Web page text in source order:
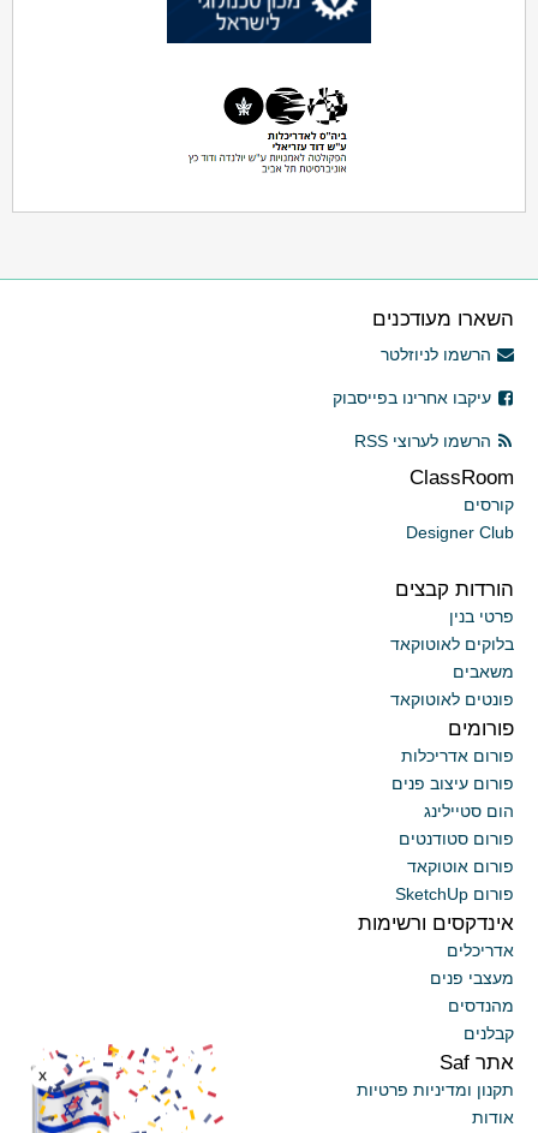
השארו מעודכנים
הרשמו לניוזלטר
עיקבו אחרינו בפייסבוק
הרשמו לערוצי RSS
ClassRoom
קורסים
Designer Club
הורדות קבצים
פרטי בנין
בלוקים לאוטוקאד
משאבים
פונטים לאוטוקאד
פורומים
פורום אדריכלות
פורום עיצוב פנים
הום סטיילינג
פורום סטודנטים
פורום אוטוקאד
פורום SketchUp
אינדקסים ורשימות
אדריכלים
מעצבי פנים
מהנדסים
קבלנים
אתר Saf
תקנון ומדיניות פרטיות
אודות
x